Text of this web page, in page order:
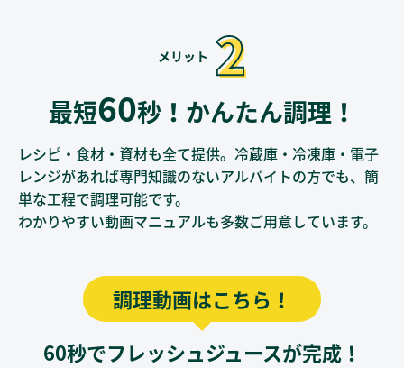
最短60秒！かんたん調理！
レシピ・食材・資材も全て提供。冷蔵庫・冷凍庫・電子
レンジがあれば専門知識のないアルバイトの方でも、簡
単な工程で調理可能です。
わかりやすい動画マニュアルも多数ご用意しています。
調理動画はこちら！
60秒でフレッシュジュースが完成！